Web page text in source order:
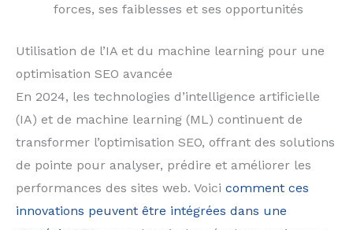
forces, ses faiblesses et ses opportunités
Utilisation de l’IA et du machine learning pour une
optimisation SEO avancée
En 2024, les technologies d’intelligence artificielle
(IA) et de machine learning (ML) continuent de
transformer l’optimisation SEO, offrant des solutions
de pointe pour analyser, prédire et améliorer les
performances des sites web. Voici comment ces
innovations peuvent être intégrées dans une